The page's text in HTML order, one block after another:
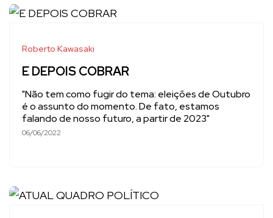
Roberto Kawasaki
E DEPOIS COBRAR
"Não tem como fugir do tema: eleições de Outubro
é o assunto do momento. De fato, estamos
falando de nosso futuro, a partir de 2023"
06/06/2022